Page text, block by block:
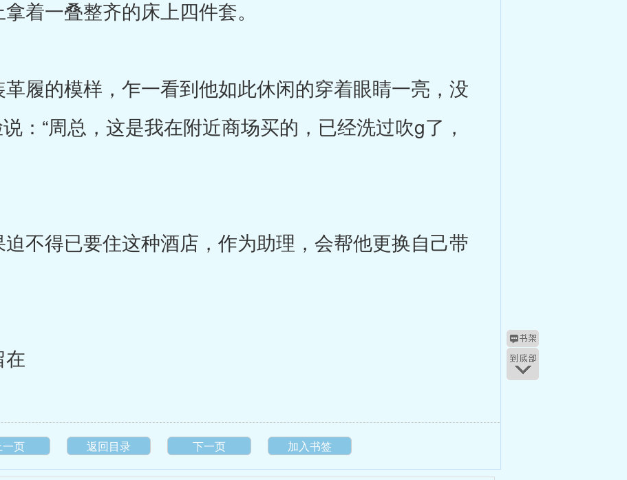
着一叠整齐的床上四件套。
履的模样，乍一看到他如此休闲的穿着眼睛一亮，没
：“周总，这是我在附近商场买的，已经洗过吹g了，
不得已要住这种酒店，作为助理，会帮他更换自己带
一页 返回目录 下一页 加入书签